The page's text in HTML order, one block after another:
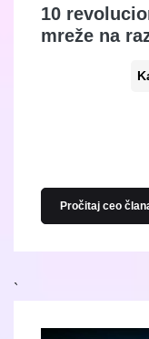
10
mreže na
Pročitaj ceo
`